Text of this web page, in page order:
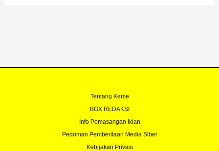
Tentang Keme
BOX REDAKSI
Info Pemasangan Iklan
Pedoman Pemberitaan Media Siber
Kebijakan Privasi